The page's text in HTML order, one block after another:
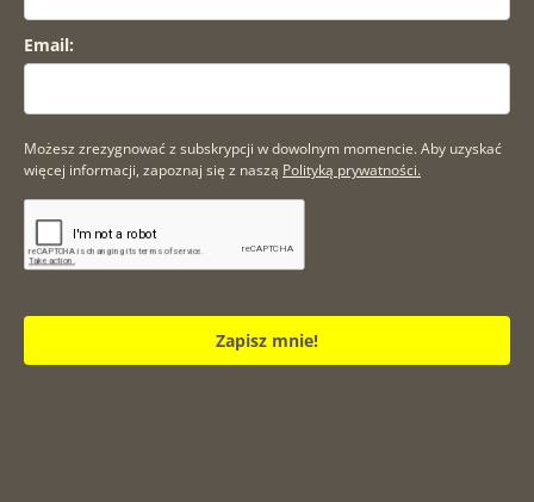
Email:
Możesz zrezygnować z subskrypcji w dowolnym momencie. Aby uzyskać
więcej informacji, zapoznaj się z naszą Polityką prywatności.
Zapisz mnie!